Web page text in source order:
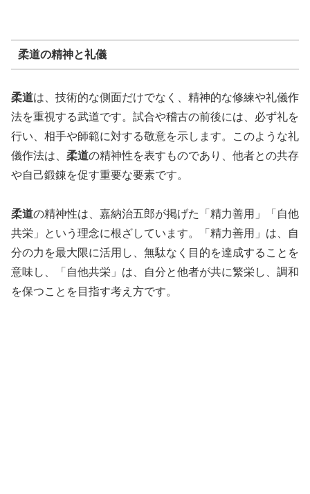
柔道の精神と礼儀
柔道は、技術的な側面だけでなく、精神的な修練や礼儀作
法を重視する武道です。試合や稽古の前後には、必ず礼を
行い、相手や師範に対する敬意を示します。このような礼
儀作法は、 柔道の精神性を表すものであり、他者との共存
や自己鍛錬を促す重要な要素です。
柔道の精神性は、嘉納治五郎が掲げた「精力善用」「自他
共栄」という理念に根ざしています。「精力善用」は、自
分の力を最大限に活用し、無駄なく目的を達成することを
意味し、「自他共栄」は、自分と他者が共に繁栄し、調和
を保つことを目指す考え方です。